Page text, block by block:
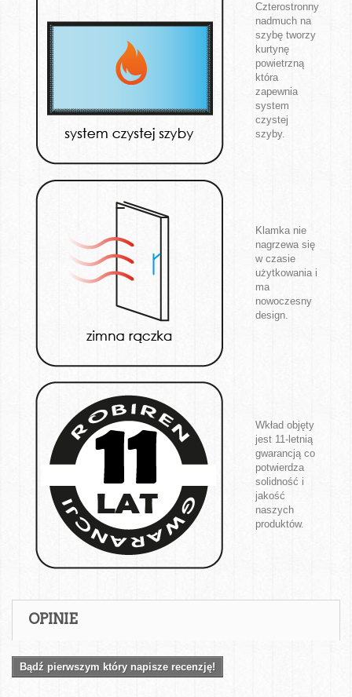
Czterostronny
nadmuch na
szybę tworzy
kurtynę
powietrzną
która
zapewnia
system
czystej
szyby.
Klamka nie
nagrzewa się
w czasie
użytkowania i
ma
nowoczesny
design.
Wkład objęty
jest 11-letnią
gwarancją co
potwierdza
solidność i
jakość
naszych
produktów.
OPINIE
Bądź pierwszym który napisze recenzję!